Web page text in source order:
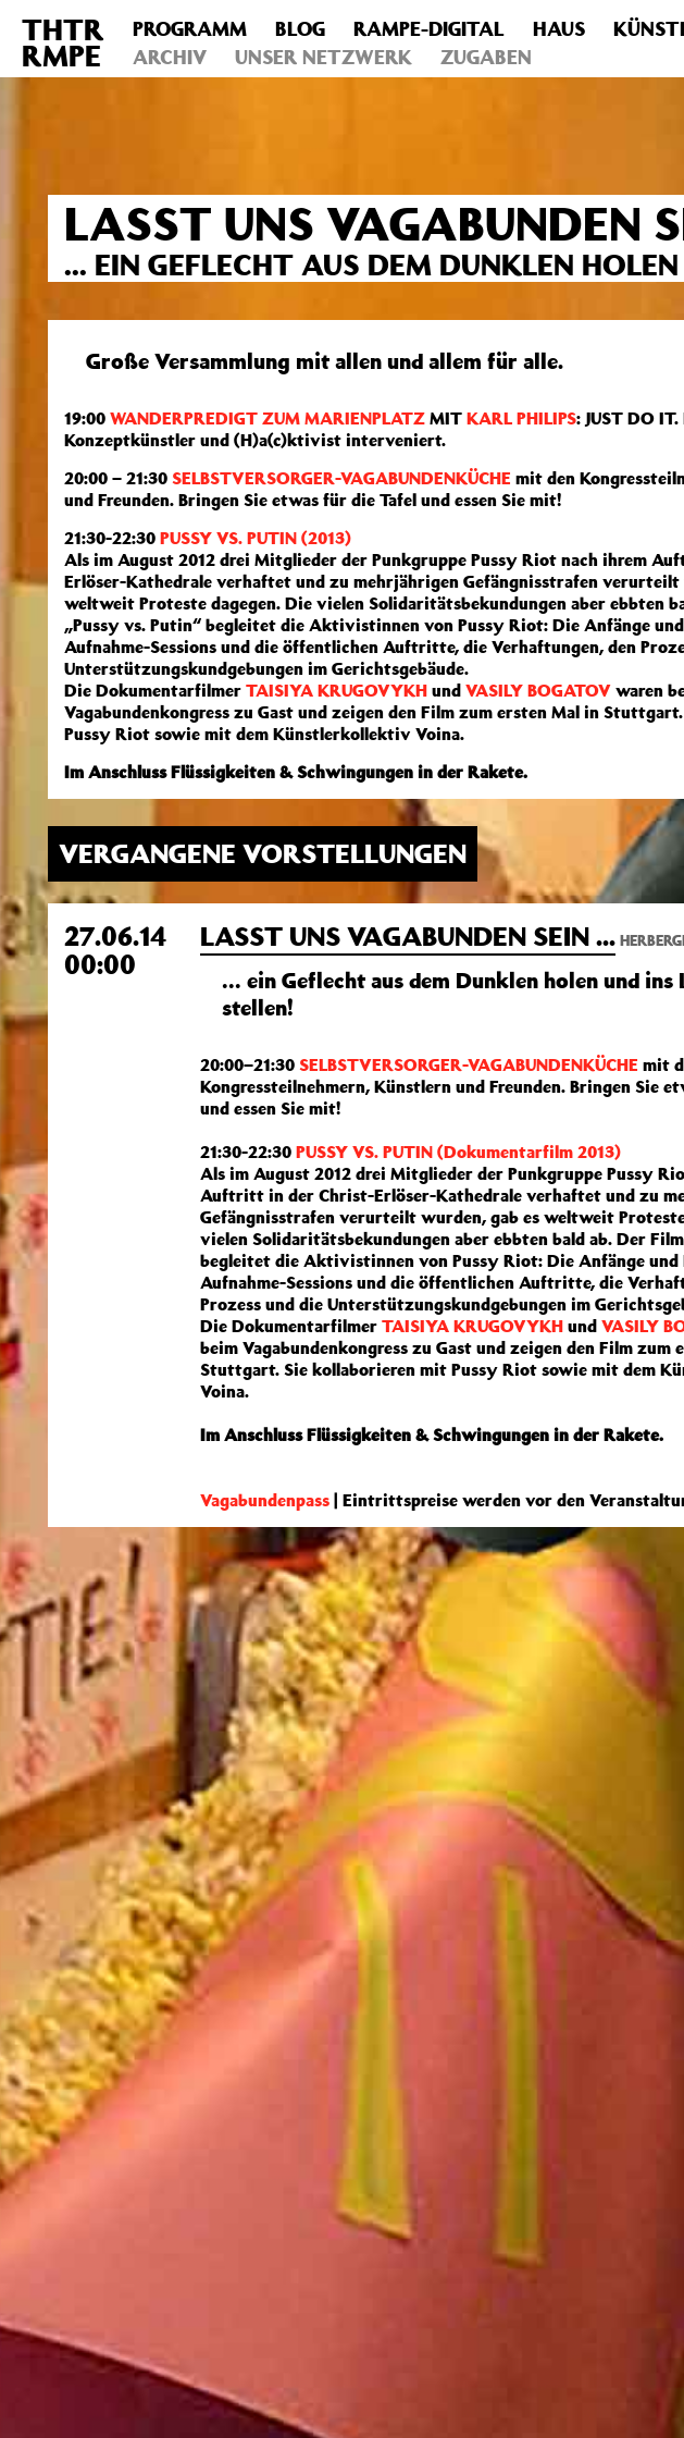
Deprecated : Die Funktion post_permalink ist seit Version 4.4.0 veraltet! Verwende
includes/functions.phpon line6031
THTR
RMPE
PROGRAMM BLOG RAMPE-DIGITAL HAUS
ARCHIV
UNSER NETZWERK ZUGABEN
LASST UNS VAGABUNDEN
... EIN GEFLECHT AUS DEM DUNKLEN
Große Versammlung mit allen und allem für alle.
19:00 WANDERPREDIGT ZUM MARIENPLATZ MIT KARL PHILIPS: JUST DO
Konzeptkünstler und (H)a(c)ktivist interveniert.
20:00 – 21:30 SELBSTVERSORGER-VAGABUNDENKÜCHE mit den
und Freunden. Bringen Sie etwas für die Tafel und essen Sie mit!
21:30-22:30 PUSSY VS. PUTIN (2013)
Als im August 2012 drei Mitglieder der Punkgruppe Pussy Riot nach ihrem
Erlöser-Kathedrale verhaftet und zu mehrjährigen Gefängnisstrafen verurteilt
weltweit Proteste dagegen. Die vielen Solidaritätsbekundungen aber ebbten
„Pussy vs. Putin“ begleitet die Aktivistinnen von Pussy Riot: Die Anfänge
Aufnahme-Sessions und die öffentlichen Auftritte, die Verhaftungen, den
Unterstützungskundgebungen im Gerichtsgebäude.
Die Dokumentarfilmer TAISIYA KRUGOVYKH und VASILY BOGATOV waren
Vagabundenkongress zu Gast und zeigen den Film zum ersten Mal in
Pussy Riot sowie mit dem Künstlerkollektiv Voina.
Im Anschluss Flüssigkeiten & Schwingungen in der Rakete.
VERGANGENE VORSTELLUNGEN
27.06.14
00:00
LASST UNS VAGABUNDEN SEIN ...
… ein Geflecht aus dem Dunklen holen und ins
stellen!
20:00–21:30 SELBSTVERSORGER-VAGABUNDENKÜCHE mit
Kongressteilnehmern, Künstlern und Freunden. Bringen Sie
und essen Sie mit!
21:30-22:30 PUSSY VS. PUTIN (Dokumentarfilm 2013)
Als im August 2012 drei Mitglieder der Punkgruppe Pussy
Auftritt in der Christ-Erlöser-Kathedrale verhaftet und zu
Gefängnisstrafen verurteilt wurden, gab es weltweit
vielen Solidaritätsbekundungen aber ebbten bald ab. Der
begleitet die Aktivistinnen von Pussy Riot: Die Anfänge und
Aufnahme-Sessions und die öffentlichen Auftritte, die
Prozess und die Unterstützungskundgebungen im
Die Dokumentarfilmer TAISIYA KRUGOVYKH und VASILY
beim Vagabundenkongress zu Gast und zeigen den Film zum
Stuttgart. Sie kollaborieren mit Pussy Riot sowie mit dem
Voina.
Im Anschluss Flüssigkeiten & Schwingungen in der Rakete.
Vagabundenpass | Eintrittspreise werden vor den